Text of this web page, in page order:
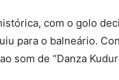
com o golo
para o balneário.
som de “Danza